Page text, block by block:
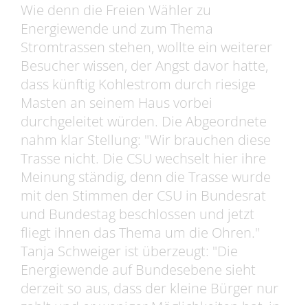
Wie denn die Freien Wähler zu
Energiewende und zum Thema
Stromtrassen stehen, wollte ein weiterer
Besucher wissen, der Angst davor hatte,
dass künftig Kohlestrom durch riesige
Masten an seinem Haus vorbei
durchgeleitet würden. Die Abgeordnete
nahm klar Stellung: "Wir brauchen diese
Trasse nicht. Die CSU wechselt hier ihre
Meinung ständig, denn die Trasse wurde
mit den Stimmen der CSU in Bundesrat
und Bundestag beschlossen und jetzt
fliegt ihnen das Thema um die Ohren."
Tanja Schweiger ist überzeugt: "Die
Energiewende auf Bundesebene sieht
derzeit so aus, dass der kleine Bürger nur